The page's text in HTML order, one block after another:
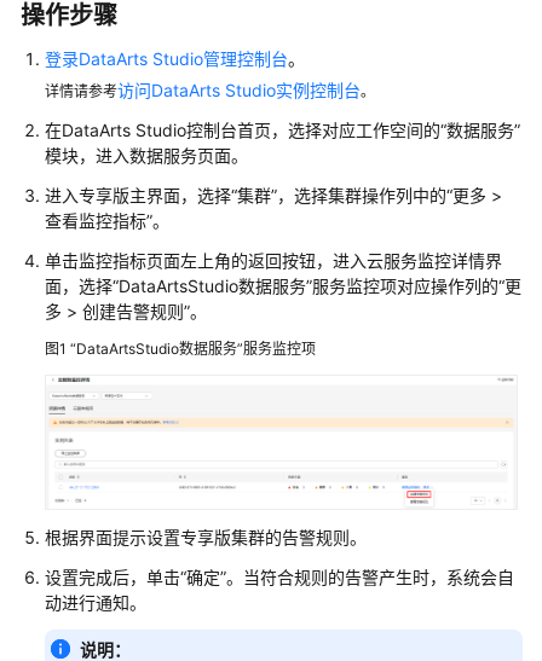
绍
据
治
理
法
论
快
速
入
用
户
南
Studio
使
用
操作步骤
登录DataArts Studio管理控制台。
详情请参考访问DataArts Studio实例控制台。
在DataArts Studio控制台首页，选择对应工作空间的“数据服务”
模块，进入数据服务页面。
进入专享版主界面，选择“集群”，选择集群操作列中的“更多 >
查看监控指标”。
单击监控指标页面左上角的返回按钮，进入云服务监控详情界
面，选择“DataArtsStudio数据服务”服务监控项对应操作列的“更
多 > 创建告警规则”。
图1 “DataArtsStudio数据服务”服务监控项
根据界面提示设置专享版集群的告警规则。
设置完成后，单击“确定”。当符合规则的告警产生时，系统会自
动进行通知。
说明：